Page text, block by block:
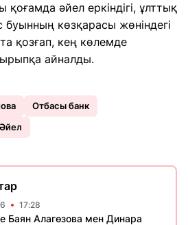
әйел еркіндігі, ұлттық
көзқарасы жөніндегі
қозғап, кең көлемде
айналды.
Отбасы банк
Әйел
17:28
Баян Алагөзова мен Динара